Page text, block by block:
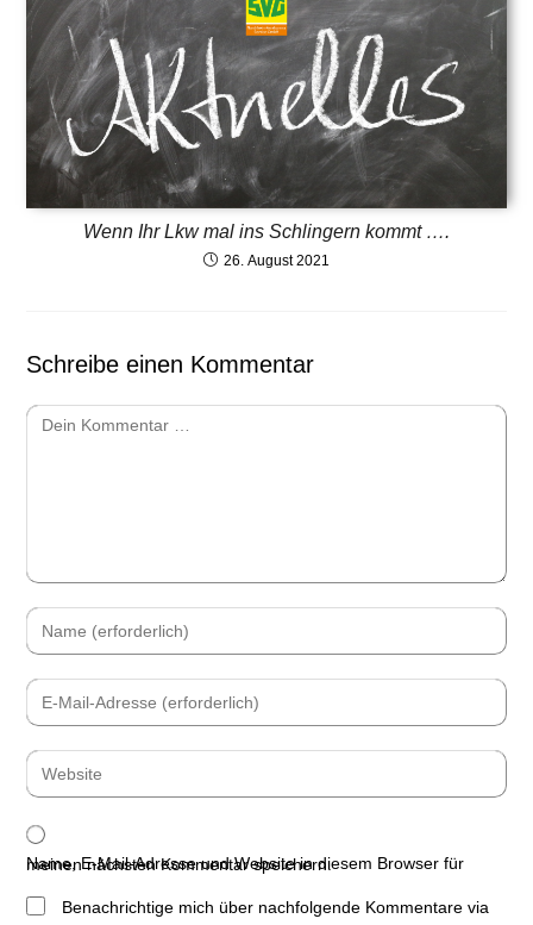
Wenn Ihr Lkw mal ins Schlingern kommt ….
26. August 2021
Schreibe einen Kommentar
Name, E-Mail-Adresse und Website in diesem Browser für meinen nächsten Kommentar speichern.
Benachrichtige mich über nachfolgende Kommentare via